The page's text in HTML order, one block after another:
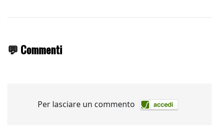
💬 Commenti